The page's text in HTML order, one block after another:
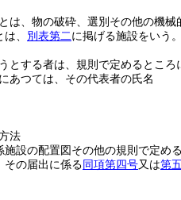
は、物の破砕、選別その他の機
、 別表第二に掲げる施設をいう。
とする者は、規則で定めるとこ
あつては、その代表者の氏名
法
設の配置図その他の規則で定め
その届出に係る同項第四号又は第